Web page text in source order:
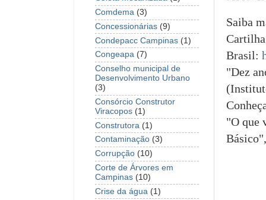
Saiba
Brasil:
"Dez
"O que
Comdema (3)
Concessionárias (9)
Condepacc Campinas (1)
Congeapa (7)
Conselho municipal de
Desenvolvimento Urbano
(3)
Consórcio Construtor
Viracopos (1)
Construtora (1)
Contaminação (3)
Corrupção (10)
Corte de Árvores em
Campinas (10)
Crise da água (1)